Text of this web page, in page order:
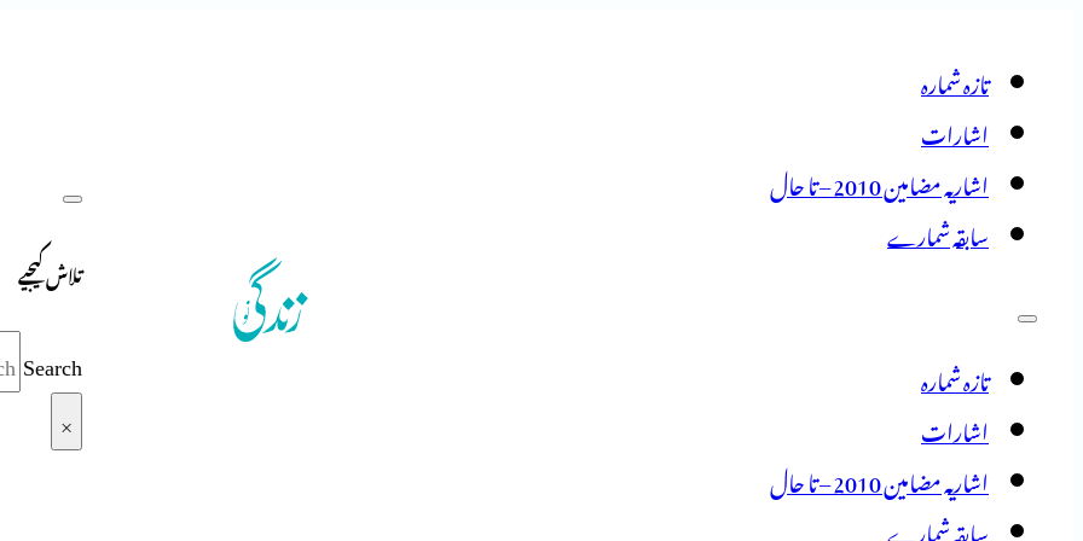
تازہ شمارہ
اشارات
اشاریہ مضامین 2010 – تا حال
سابقہ شمارے
تازہ شمارہ
اشارات
اشاریہ مضامین 2010 – تا حال
سابقہ شمارے
تلاش کیجیے
Search
×